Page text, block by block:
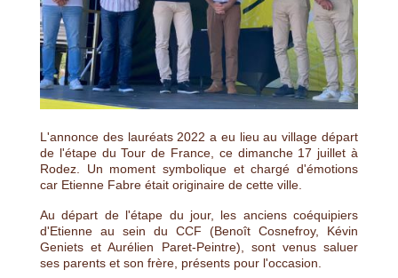
L'annonce des lauréats 2022 a eu lieu au village départ
de l'étape du Tour de France, ce dimanche 17 juillet à
Rodez. Un moment symbolique et chargé d'émotions
car Etienne Fabre était originaire de cette ville.
Au départ de l'étape du jour, les anciens coéquipiers
d'Etienne au sein du CCF (Benoît Cosnefroy, Kévin
Geniets et Aurélien Paret-Peintre), sont venus saluer
ses parents et son frère, présents pour l'occasion.